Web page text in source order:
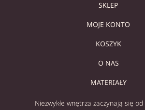
SKLEP
MOJE KONTO
KOSZYK
O NAS
MATERIAŁY
Niezwykłe wnętrza zaczynają się